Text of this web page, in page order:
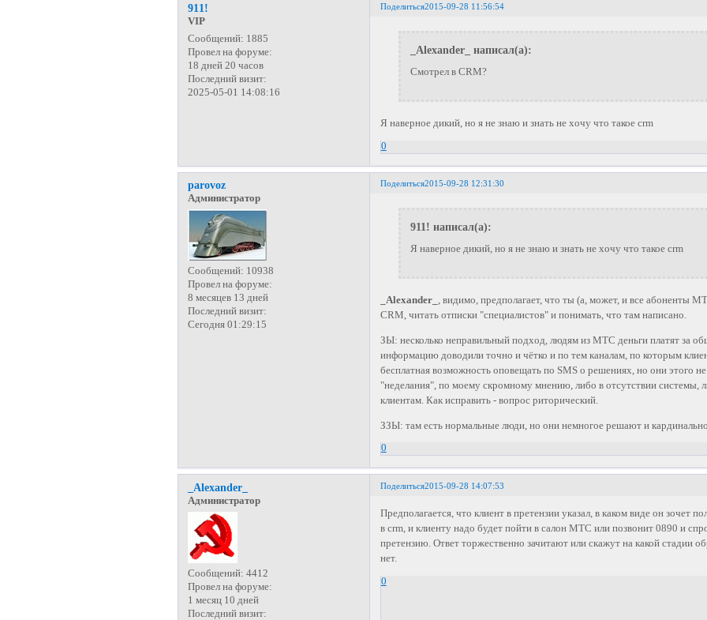
Поделиться2015-09-28 11:56:54
911!
VIP
Сообщений: 1885
Провел на форуме:
18 дней 20 часов
Последний визит:
2025-05-01 14:08:16
_Alexander_ написал(а):
Смотрел в CRM?
Я наверное дикий, но я не знаю и знать не хочу что такое crm
0
Поделиться2015-09-28 12:31:30
parovoz
Администратор
Сообщений: 10938
Провел на форуме:
8 месяцев 13 дней
Последний визит:
Сегодня 01:29:15
911! написал(а):
Я наверное дикий, но я не знаю и знать не хочу что такое crm
_Alexander_ , видимо, предполагает, что ты (а, может, и все абоненты
CRM, читать отписки "специалистов" и понимать, что там написано.
ЗЫ: несколько неправильный подход, людям из МТС деньги платят за
информацию доводили точно и чётко и по тем каналам, по которым
бесплатная возможность оповещать по SMS o решениях, но они этого
"неделания", по моему скромному мнению, либо в отсутствии системы,
клиентам. Как исправить - вопрос риторический.
ЗЗЫ: там есть нормальные люди, но они немногое решают и кардинально
0
Поделиться2015-09-28 14:07:53
_Alexander_
Администратор
Сообщений: 4412
Провел на форуме:
1 месяц 10 дней
Последний визит:
Предполагается, что клиент в претензии указал, в каком виде он зочет
в crm, и клиенту надо будет пойти в салон МТС или позвонит 0890 и
претензию. Ответ торжественно зачитают или скажут на какой стадии
нет.
0